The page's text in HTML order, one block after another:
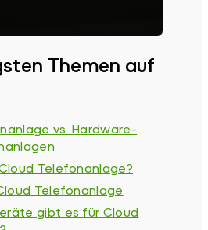
Themen auf
vs. Hardware-
Telefonanlage?
Telefonanlage
gibt es für Cloud